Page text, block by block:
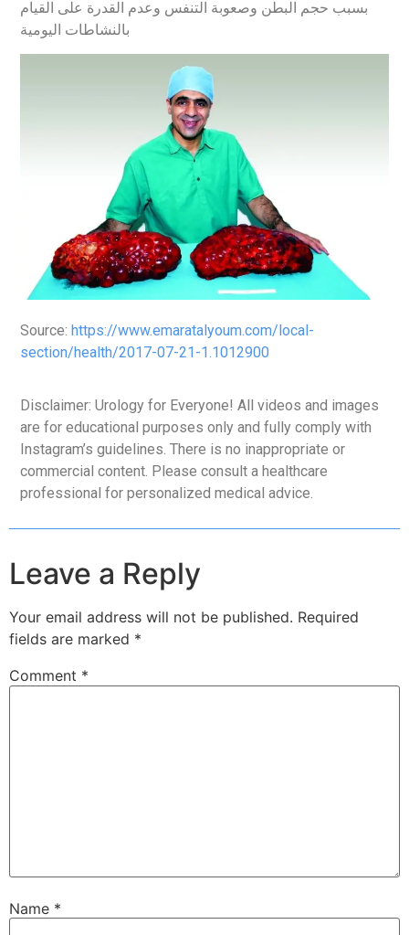
بسبب حجم البطن وصعوبة التنفس وعدم القدرة على القيام
بالنشاطات اليومية
Source:https://www.emaratalyoum.com/local-
section/health/2017-07-21-1.1012900
Disclaimer: Urology for Everyone! All videos and images
are for educational purposes only and fully comply with
Instagram’s guidelines. There is no inappropriate or
commercial content. Please consult a healthcare
professional for personalized medical advice.
Leave a Reply
Your email address will not be published. Required
fields are marked *
Comment *
Name *